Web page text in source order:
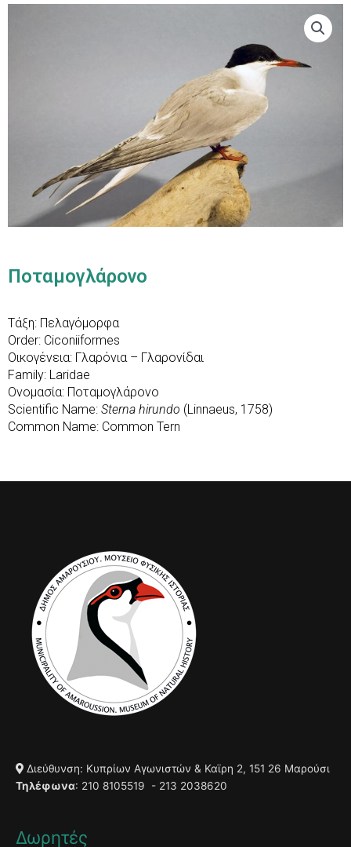
Ποταμογλάρονο
Τάξη: Πελαγόμορφα
Order: Ciconiiformes
Οικογένεια: Γλαρόνια – Γλαρονίδαι
Family: Laridae
Ονομασία: Ποταμογλάρονο
Scientific Name: Sterna hirundo (Linnaeus, 1758)
Common Name: Common Tern
Διεύθυνση: Κυπρίων Αγωνιστών & Καϊρη 2, 151 26 Μαρούσι
Τηλέφωνα: 210 8105519 - 213 2038620
Δωρητές